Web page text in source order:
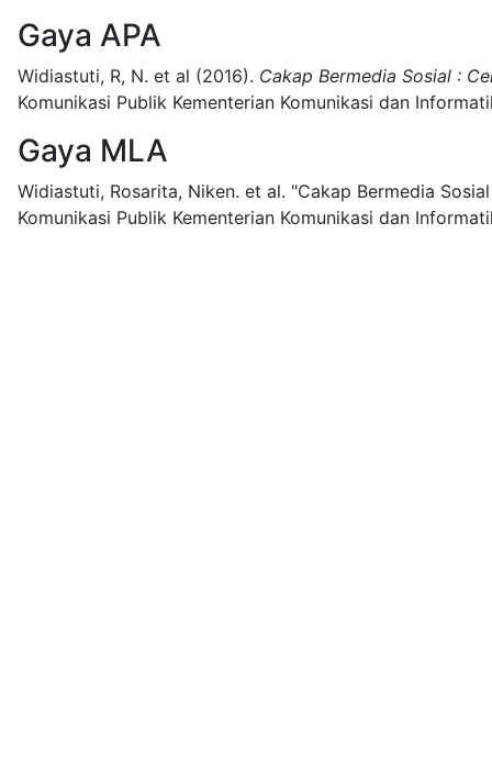
Gaya APA
Widiastuti, R, N. et al (2016). Cakap Bermedia Sosial :
Komunikasi Publik Kementerian Komunikasi dan
Gaya MLA
Widiastuti, Rosarita, Niken. et al. "Cakap Bermedia
Komunikasi Publik Kementerian Komunikasi dan